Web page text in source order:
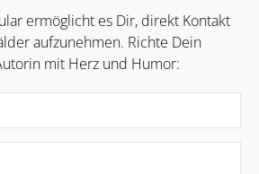
ermöglicht es Dir, direkt Kontakt
aufzunehmen. Richte Dein
mit Herz und Humor: